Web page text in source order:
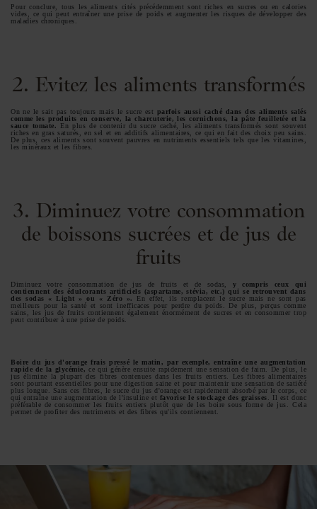
Pour conclure, tous les aliments cités précédemment sont riches en sucres ou en calories
vides, ce qui peut entraîner une prise de poids et augmenter les risques de développer des
maladies chroniques.
2. Evitez les aliments transformés
On ne le sait pas toujours mais le sucre est parfois aussi caché dans des aliments salés
comme les produits en conserve, la charcuterie, les cornichons, la pâte feuilletée et la
sauce tomate. En plus de contenir du sucre caché, les aliments transformés sont souvent
riches en gras saturés, en sel et en additifs alimentaires, ce qui en fait des choix peu sains.
De plus, ces aliments sont souvent pauvres en nutriments essentiels tels que les vitamines,
les minéraux et les fibres.
3. Diminuez votre consommation
de boissons sucrées et de jus de
fruits
Diminuez votre consommation de jus de fruits et de sodas, y compris ceux qui
contiennent des édulcorants artificiels (aspartame, stévia, etc.) qui se retrouvent dans
des sodas « Light » ou « Zéro ». En effet, ils remplacent le sucre mais ne sont pas
meilleurs pour la santé et sont inefficaces pour perdre du poids. De plus, perçus comme
sains, les jus de fruits contiennent également énormément de sucres et en consommer trop
peut contribuer à une prise de poids.
Boire du jus d'orange frais pressé le matin, par exemple, entraîne une augmentation
rapide de la glycémie, ce qui génère ensuite rapidement une sensation de faim. De plus, le
jus élimine la plupart des fibres contenues dans les fruits entiers. Les fibres alimentaires
sont pourtant essentielles pour une digestion saine et pour maintenir une sensation de satiété
plus longue. Sans ces fibres, le sucre du jus d'orange est rapidement absorbé par le corps, ce
qui entraîne une augmentation de l'insuline et favorise le stockage des graisses. Il est donc
préférable de consommer les fruits entiers plutôt que de les boire sous forme de jus. Cela
permet de profiter des nutriments et des fibres qu'ils contiennent.